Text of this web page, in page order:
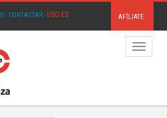
· CONTACTAR· USO.ES AFÍLIATE
Menú